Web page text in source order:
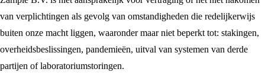
van verplichtingen als gevolg van omstandigheden die redelijkerwijs
buiten onze macht liggen, waaronder maar niet beperkt tot: stakingen,
overheidsbeslissingen, pandemieën, uitval van systemen van derde
partijen of laboratoriumstoringen.